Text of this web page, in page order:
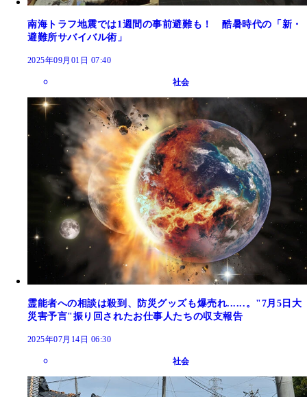
南海トラフ地震では1週間の事前避難も！ 酷暑時代の「新・
避難所サバイバル術」
2025年09月01日 07:40
社会
霊能者への相談は殺到、防災グッズも爆売れ......。"7月5日大
災害予言"振り回されたお仕事人たちの収支報告
2025年07月14日 06:30
社会